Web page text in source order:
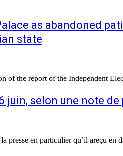
as abandoned
state
of the report of the Independent
selon une note de
presse en particulier qu’il areçu en